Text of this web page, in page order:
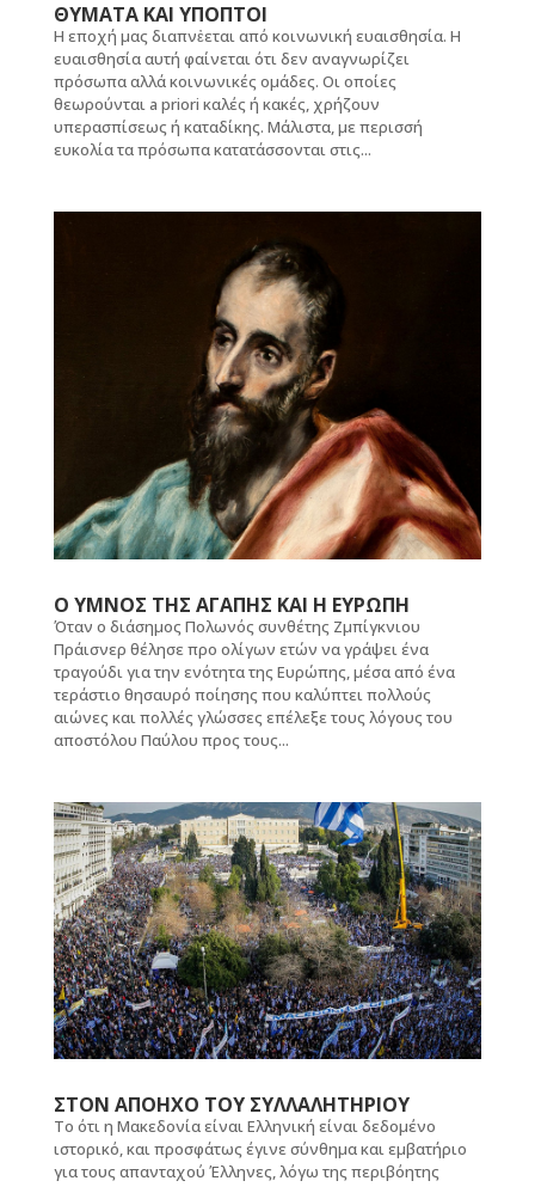
ΘΥΜΑΤΑ ΚΑΙ ΥΠΟΠΤΟΙ
Η εποχή μας διαπνἐεται από κοινωνική ευαισθησία. Η
ευαισθησία αυτή φαίνεται ότι δεν αναγνωρίζει
πρόσωπα αλλά κοινωνικές ομάδες. Οι οποίες
θεωρούνται a priori καλές ή κακές, χρήζουν
υπερασπίσεως ή καταδίκης. Μάλιστα, με περισσή
ευκολία τα πρόσωπα κατατάσσονται στις...
Ο ΥΜΝΟΣ ΤΗΣ ΑΓΑΠΗΣ ΚΑΙ Η ΕΥΡΩΠΗ
Όταν ο διάσημος Πολωνός συνθέτης Ζμπίγκνιου
Πράισνερ θέλησε προ ολίγων ετών να γράψει ένα
τραγούδι για την ενότητα της Ευρώπης, μέσα από ένα
τεράστιο θησαυρό ποίησης που καλύπτει πολλούς
αιώνες και πολλές γλώσσες επέλεξε τους λόγους του
αποστόλου Παύλου προς τους...
ΣΤΟΝ ΑΠΟΗΧΟ ΤΟΥ ΣΥΛΛΑΛΗΤΗΡΙΟΥ
Το ότι η Μακεδονία είναι Ελληνική είναι δεδομένο
ιστορικό, και προσφάτως έγινε σύνθημα και εμβατήριο
για τους απανταχού Έλληνες, λόγω της περιβόητης